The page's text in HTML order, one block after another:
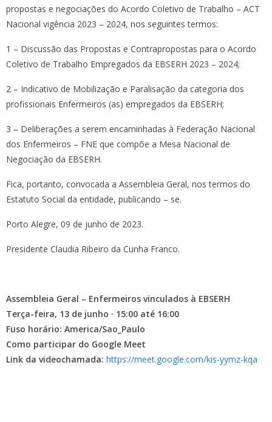
propostas e negociações do Acordo Coletivo de Trabalho – ACT
Nacional vigência 2023 – 2024, nos seguintes termos:
1 – Discussão das Propostas e Contrapropostas para o Acordo
Coletivo de Trabalho Empregados da EBSERH 2023 – 2024;
2 – Indicativo de Mobilização e Paralisação da categoria dos
profissionais Enfermeiros (as) empregados da EBSERH;
3 – Deliberações a serem encaminhadas à Federação Nacional
dos Enfermeiros – FNE que compõe a Mesa Nacional de
Negociação da EBSERH.
Fica, portanto, convocada a Assembleia Geral, nos termos do
Estatuto Social da entidade, publicando – se.
Porto Alegre, 09 de junho de 2023.
Presidente Claudia Ribeiro da Cunha Franco.
Assembleia Geral – Enfermeiros vinculados à EBSERH
Terça-feira, 13 de junho · 15:00 até 16:00
Fuso horário: America/Sao_Paulo
Como participar do Google Meet
Link da videochamada: https://meet.google.com/kis-yymz-kqa